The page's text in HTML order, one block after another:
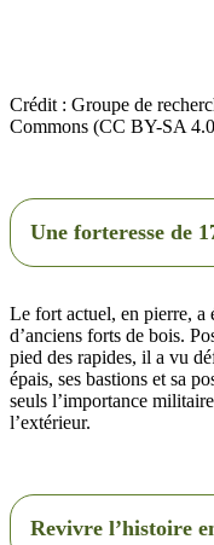
Crédit : Groupe de
Commons (CC BY-SA
Une forteresse de
Le fort actuel, en pierre, a
d’anciens forts de bois.
pied des rapides, il a vu
épais, ses bastions et sa
seuls l’importance
l’extérieur.
Revivre l’histoire